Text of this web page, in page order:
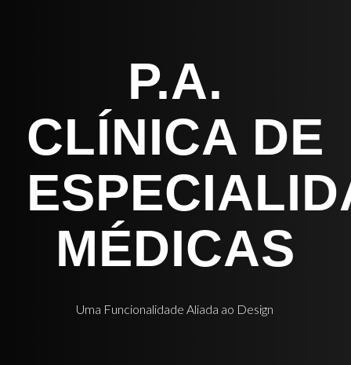
P.A.
CLÍNICA DE
MÉDICAS
Uma Funcionalidade Aliada ao Design